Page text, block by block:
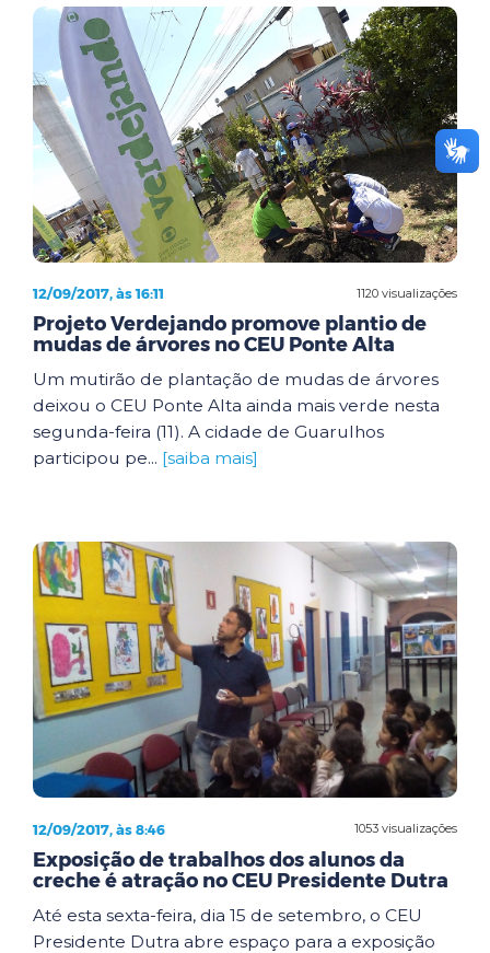
1120 visualizações
12/09/2017, às 16:11
Projeto Verdejando promove plantio de
mudas de árvores no CEU Ponte Alta
Um mutirão de plantação de mudas de árvores
deixou o CEU Ponte Alta ainda mais verde nesta
segunda-feira (11). A cidade de Guarulhos
participou pe... [saiba mais]
1053 visualizações
12/09/2017, às 8:46
Exposição de trabalhos dos alunos da
creche é atração no CEU Presidente Dutra
Até esta sexta-feira, dia 15 de setembro, o CEU
Presidente Dutra abre espaço para a exposição